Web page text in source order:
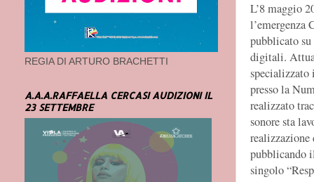
L’8 maggio
l’emergenza
pubblicato
digitali.
specializzato
presso la
realizzato
sonore sta
realizzazione
pubblicando
singolo
REGIA DI ARTURO BRACHETTI
A.A.A.RAFFAELLA CERCASI AUDIZIONI IL
23 SETTEMBRE